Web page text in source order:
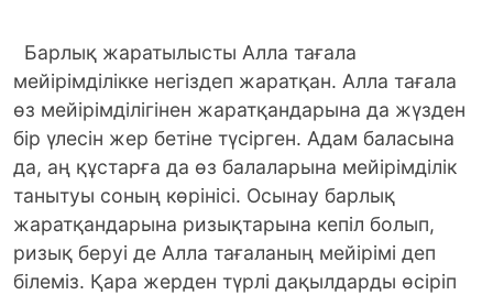
Барлық жаратылысты Алла тағала
мейірімділікке негіздеп жаратқан. Алла тағала
өз мейірімділігінен жаратқандарына да жүзден
бір үлесін жер бетіне түсірген. Адам баласына
да, аң құстарға да өз балаларына мейірімділік
танытуы соның көрінісі. Осынау барлық
жаратқандарына ризықтарына кепіл болып,
ризық беруі де Алла тағаланың мейірімі деп
білеміз. Қара жерден түрлі дақылдарды өсіріп